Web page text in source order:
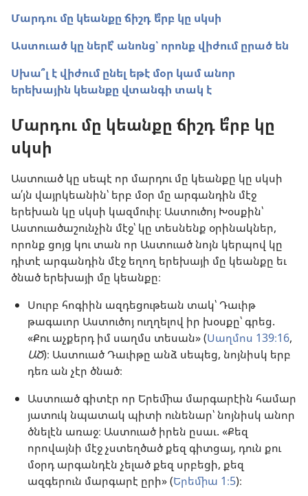
Մարդու մը կեանքը ճիշդ ե՞րբ կը սկսի
Աստուած կը ներէ՞ անոնց՝ որոնք վիժում ըրած են
Սխա՞լ է վիժում ընել եթէ մօր կամ անոր
երեխային կեանքը վտանգի տակ է
Մարդու մը կեանքը ճիշդ ե՞րբ կը
սկսի
Աստուած կը սեպէ որ մարդու մը կեանքը կը սկսի
ա՛յն վայրկեանին՝ երբ մօր մը արգանդին մէջ
երեխան կը սկսի կազմուիլ։ Աստուծոյ Խօսքին՝
Աստուածաշունչին մէջ՝ կը տեսնենք օրինակներ,
որոնք ցոյց կու տան որ Աստուած նոյն կերպով կը
դիտէ արգանդին մէջ եղող երեխայի մը կեանքը եւ
ծնած երեխայի մը կեանքը։
Սուրբ հոգիին ազդեցութեան տակ՝ Դաւիթ
թագաւոր Աստուծոյ ուղղելով իր խօսքը՝ գրեց.
«Քու աչքերդ իմ սաղմս տեսան» (Սաղմոս 139։16,
ԱԾ)։ Աստուած Դաւիթը անձ սեպեց, նոյնիսկ երբ
դեռ ան չէր ծնած։
Աստուած գիտէր որ Երեմիա մարգարէին համար
յատուկ նպատակ պիտի ունենար՝ նոյնիսկ անոր
ծնելէն առաջ։ Աստուած իրեն ըսաւ. «Քեզ
որովայնի մէջ չստեղծած քեզ գիտցայ, դուն քու
մօրդ արգանդէն չելած քեզ սրբեցի, քեզ
ազգերուն մարգարէ ըրի» (Երեմիա 1։5)։